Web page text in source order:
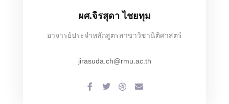
ผศ.จิรสุดา ไชยทุม
อาจารย์ประจำหลักสูตรสาขาวิชานิติศาสตร์
jirasuda.ch@rmu.ac.th